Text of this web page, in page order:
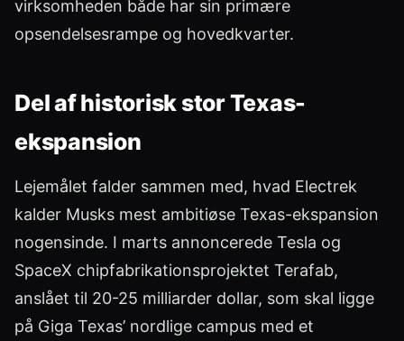
virksomheden både har sin primære
opsendelsesrampe og hovedkvarter.
Del af historisk stor Texas-
ekspansion
Lejemålet falder sammen med, hvad Electrek
kalder Musks mest ambitiøse Texas-ekspansion
nogensinde. I marts annoncerede Tesla og
SpaceX chipfabrikationsprojektet Terafab,
anslået til 20-25 milliarder dollar, som skal ligge
på Giga Texas’ nordlige campus med et